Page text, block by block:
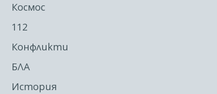
Космос
112
Конфликти
БЛА
История